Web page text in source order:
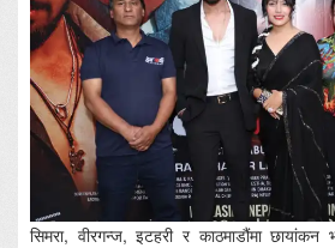
सिमरा, वीरगन्ज, इटहरी र काठमाडौंमा छायांकन